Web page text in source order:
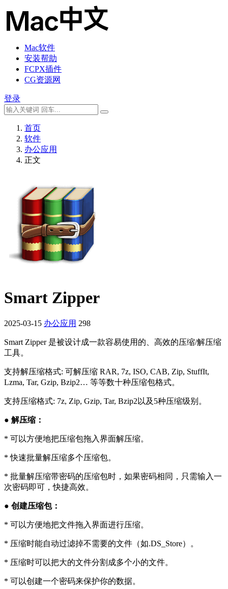
Mac软件
安装帮助
FCPX插件
CG资源网
登录
首页
软件
办公应用
正文
Smart Zipper
2025-03-15 办公应用 298
Smart Zipper 是被设计成一款容易使用的、高效的压缩/解压缩
工具。
支持解压缩格式: 可解压缩 RAR, 7z, ISO, CAB, Zip, StuffIt,
Lzma, Tar, Gzip, Bzip2… 等等数十种压缩包格式。
支持压缩格式: 7z, Zip, Gzip, Tar, Bzip2以及5种压缩级别。
● 解压缩：
* 可以方便地把压缩包拖入界面解压缩。
* 快速批量解压缩多个压缩包。
* 批量解压缩带密码的压缩包时，如果密码相同，只需输入一
次密码即可，快捷高效。
● 创建压缩包：
* 可以方便地把文件拖入界面进行压缩。
* 压缩时能自动过滤掉不需要的文件（如.DS_Store）。
* 压缩时可以把大的文件分割成多个小的文件。
* 可以创建一个密码来保护你的数据。